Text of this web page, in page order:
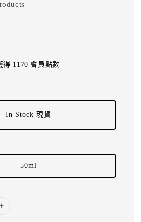
得 1170 會員點數
In Stock 現貨
50ml